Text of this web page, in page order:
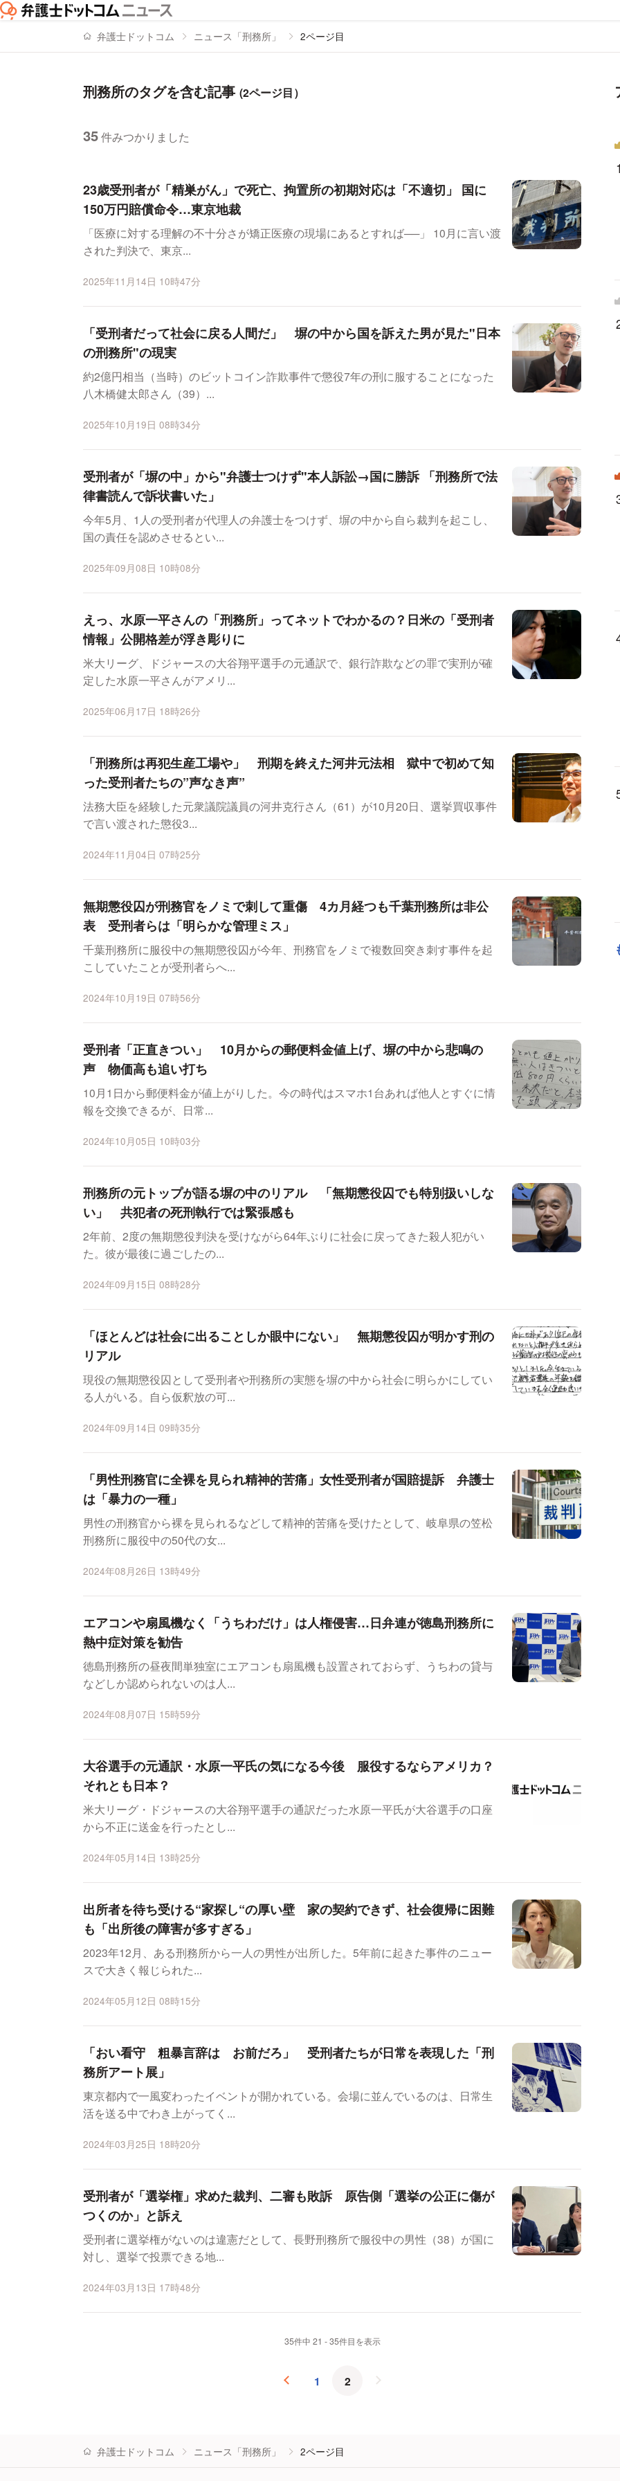
弁護士ドットコム ニュース「刑務所」 2ページ目
刑務所のタグを含む記事 (2ページ目）
35件みつかりました
23歳受刑者が「精巣がん」で死亡、拘置所の初期対応は「不適切」 国に
150万円賠償命令…東京地裁
「医療に対する理解の不十分さが矯正医療の現場にあるとすれば──」 10月に言い渡
された判決で、東京...
2025年11月14日 10時47分
「受刑者だって社会に戻る人間だ」 塀の中から国を訴えた男が見た"日本
の刑務所"の現実
約2億円相当（当時）のビットコイン詐欺事件で懲役7年の刑に服することになった
八木橋健太郎さん（39）...
2025年10月19日 08時34分
受刑者が「塀の中」から"弁護士つけず"本人訴訟→国に勝訴 「刑務所で法
律書読んで訴状書いた」
今年5月、1人の受刑者が代理人の弁護士をつけず、塀の中から自ら裁判を起こし、
国の責任を認めさせるとい...
2025年09月08日 10時08分
えっ、水原一平さんの「刑務所」ってネットでわかるの？日米の「受刑者
情報」公開格差が浮き彫りに
米大リーグ、ドジャースの大谷翔平選手の元通訳で、銀行詐欺などの罪で実刑が確
定した水原一平さんがアメリ...
2025年06月17日 18時26分
「刑務所は再犯生産工場や」 刑期を終えた河井元法相 獄中で初めて知
った受刑者たちの”声なき声”
法務大臣を経験した元衆議院議員の河井克行さん（61）が10月20日、選挙買収事件
で言い渡された懲役3...
2024年11月04日 07時25分
無期懲役囚が刑務官をノミで刺して重傷 4カ月経つも千葉刑務所は非公
表 受刑者らは「明らかな管理ミス」
千葉刑務所に服役中の無期懲役囚が今年、刑務官をノミで複数回突き刺す事件を起
こしていたことが受刑者らへ...
2024年10月19日 07時56分
受刑者「正直きつい」 10月からの郵便料金値上げ、塀の中から悲鳴の
声 物価高も追い打ち
10月1日から郵便料金が値上がりした。今の時代はスマホ1台あれば他人とすぐに情
報を交換できるが、日常...
2024年10月05日 10時03分
刑務所の元トップが語る塀の中のリアル 「無期懲役囚でも特別扱いしな
い」 共犯者の死刑執行では緊張感も
2年前、2度の無期懲役判決を受けながら64年ぶりに社会に戻ってきた殺人犯がい
た。彼が最後に過ごしたの...
2024年09月15日 08時28分
「ほとんどは社会に出ることしか眼中にない」 無期懲役囚が明かす刑の
リアル
現役の無期懲役囚として受刑者や刑務所の実態を塀の中から社会に明らかにしてい
る人がいる。自ら仮釈放の可...
2024年09月14日 09時35分
「男性刑務官に全裸を見られ精神的苦痛」女性受刑者が国賠提訴 弁護士
は「暴力の一種」
男性の刑務官から裸を見られるなどして精神的苦痛を受けたとして、岐阜県の笠松
刑務所に服役中の50代の女...
2024年08月26日 13時49分
エアコンや扇風機なく「うちわだけ」は人権侵害…日弁連が徳島刑務所に
熱中症対策を勧告
徳島刑務所の昼夜間単独室にエアコンも扇風機も設置されておらず、うちわの貸与
などしか認められないのは人...
2024年08月07日 15時59分
大谷選手の元通訳・水原一平氏の気になる今後 服役するならアメリカ？
それとも日本？
米大リーグ・ドジャースの大谷翔平選手の通訳だった水原一平氏が大谷選手の口座
から不正に送金を行ったとし...
2024年05月14日 13時25分
出所者を待ち受ける“家探し“の厚い壁 家の契約できず、社会復帰に困難
も「出所後の障害が多すぎる」
2023年12月、ある刑務所から一人の男性が出所した。5年前に起きた事件のニュー
スで大きく報じられた...
2024年05月12日 08時15分
「おい看守 粗暴言辞は お前だろ」 受刑者たちが日常を表現した「刑
務所アート展」
東京都内で一風変わったイベントが開かれている。会場に並んでいるのは、日常生
活を送る中でわき上がってく...
2024年03月25日 18時20分
受刑者が「選挙権」求めた裁判、二審も敗訴 原告側「選挙の公正に傷が
つくのか」と訴え
受刑者に選挙権がないのは違憲だとして、長野刑務所で服役中の男性（38）が国に
対し、選挙で投票できる地...
2024年03月13日 17時48分
35件中 21 - 35件目を表示
1 2
弁護士ドットコム ニュース「刑務所」 2ページ目